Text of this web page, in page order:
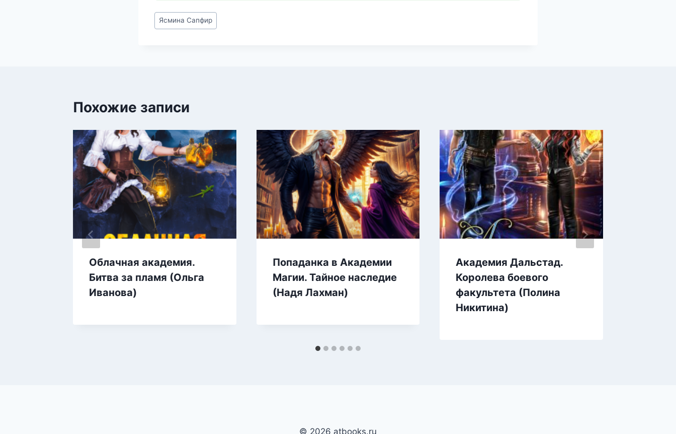
Метки
записи:
Ясмина Сапфир
Похожие записи
Облачная академия.
Битва за пламя (Ольга
Иванова)
Попаданка в Академии
Магии. Тайное наследие
(Надя Лахман)
Академия Дальстад.
Королева боевого
факультета (Полина
Никитина)
© 2026 atbooks.ru